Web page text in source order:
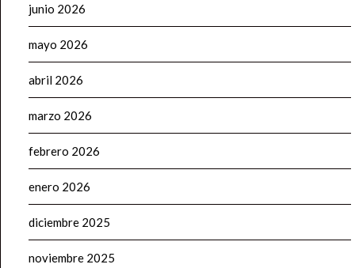
junio 2026
mayo 2026
abril 2026
marzo 2026
febrero 2026
enero 2026
diciembre 2025
noviembre 2025